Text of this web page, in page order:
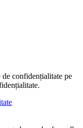
confidențialitate pe